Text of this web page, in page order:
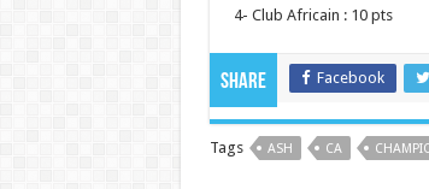
4- Club Africain : 10 pts
Share Facebook
Tags ASH CA